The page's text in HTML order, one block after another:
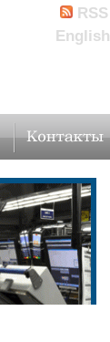
RSS
English